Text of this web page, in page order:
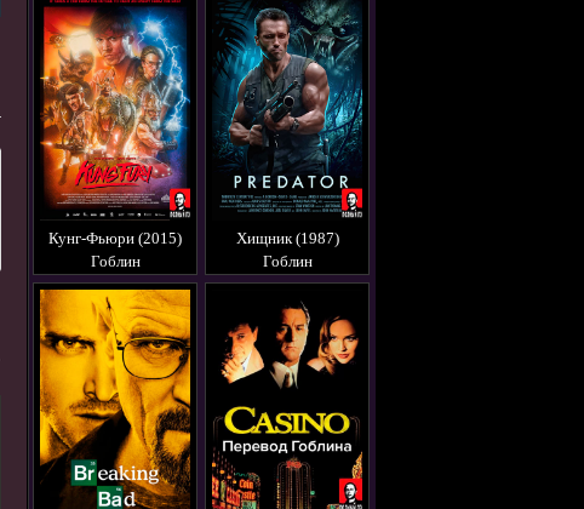
Кунг-Фьюри (2015)
Гоблин
Хищник (1987)
Гоблин